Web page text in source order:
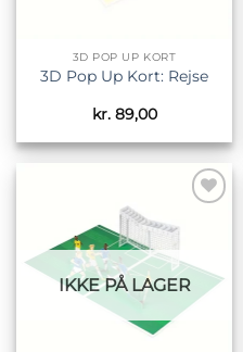
3D POP UP KORT
3D Pop Up Kort: Rejse
kr.89,00
ønskeliste
IKKE PÅ LAGER